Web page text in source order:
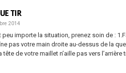
TIR
2014
peu importe la situation, prenez soin de :
pas votre main droite au-dessus de la
tête de votre maillet n’aille pas vers l’arrière